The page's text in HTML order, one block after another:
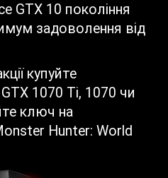
GTX 10 покоління
задоволення від
купуйте
1070 Ti, 1070 чи
ключ на
Hunter: World